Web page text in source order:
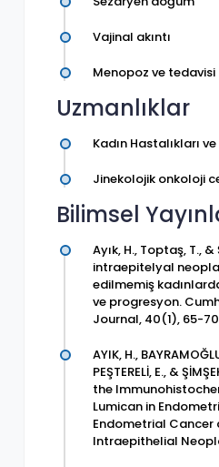
Vajinal akıntı
Menopoz ve tedavisi
Uzmanlıklar
Kadın Hastalıkları
Jinekolojik onkoloji
Bilimsel
Ayık, H., Toptaş, T.,
intraepitelyal
edilmemiş
ve progresyon.
Journal, 40(1), 65-
AYIK, H.,
PEŞTERELİ, E., &
the
Lumican in
Endometrial Cancer
Intraepithelial